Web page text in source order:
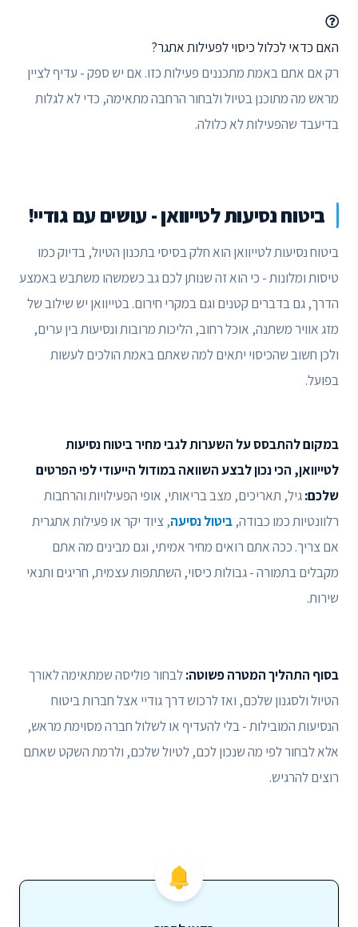
האם כדאי לכלול כיסוי לפעילות אתגר?
רק אם אתם באמת מתכננים פעילות כזו. אם יש ספק - עדיף לציין
מראש מה מתוכנן בטיול ולבחור הרחבה מתאימה, כדי לא לגלות
בדיעבד שהפעילות לא כלולה.
ביטוח נסיעות לטייוואן - עושים עם גודיי!
ביטוח נסיעות לטייוואן הוא חלק בסיסי בתכנון הטיול, בדיוק כמו
טיסות ומלונות - כי הוא זה שנותן לכם גב כשמשהו משתבש באמצע
הדרך, גם בדברים קטנים וגם במקרי חירום. בטייוואן יש שילוב של
מזג אוויר משתנה, אוכל רחוב, הליכות מרובות ונסיעות בין ערים,
ולכן חשוב שהכיסוי יתאים למה שאתם באמת הולכים לעשות
בפועל.
במקום להתבסס על השערות לגבי מחיר ביטוח נסיעות
לטייוואן, הכי נכון לבצע השוואה במודול הייעודי לפי הפרטים
שלכם:גיל, תאריכים, מצב בריאותי, אופי הפעילויות והרחבות
רלוונטיות כמו כבודה, ביטול נסיעה, ציוד יקר או פעילות אתגרית
אם צריך. ככה אתם רואים מחיר אמיתי, וגם מבינים מה אתם
מקבלים בתמורה - גבולות כיסוי, השתתפות עצמית, חריגים ותנאי
שירות.
בסוף התהליך המטרה פשוטה:לבחור פוליסה שמתאימה לאורך
הטיול ולסגנון שלכם, ואז לרכוש דרך גודיי אצל חברות ביטוח
הנסיעות המובילות - בלי להעדיף או לשלול חברה מסוימת מראש,
אלא לבחור לפי מה שנכון לכם, לטיול שלכם, ולרמת השקט שאתם
רוצים להרגיש.